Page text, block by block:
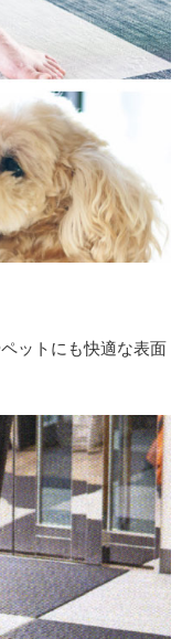
ットにも快適な表面